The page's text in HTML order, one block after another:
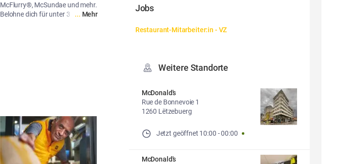
McFlurry®, McSundae und mehr.
Belohne dich für unter 3 Euro.
... Mehr
Jobs
Restaurant-Mitarbeiter:in - VZ
Weitere Standorte
McDonald's
Rue de Bonnevoie 1
1260 Lëtzebuerg
Jetzt geöffnet 10:00 -00:00
McDonald's